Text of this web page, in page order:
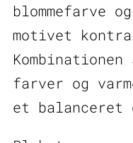
blommefarve
motivet
farver og
et balanceret